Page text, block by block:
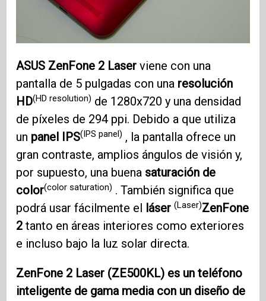
ASUS ZenFone 2 Laser viene con una
pantalla de 5 pulgadas con una resolución
HD(HD resolution) de 1280x720 y una densidad
de píxeles de 294 ppi. Debido a que utiliza
un panel IPS(IPS panel) , la pantalla ofrece un
gran contraste, amplios ángulos de visión y,
por supuesto, una buena saturación de
color(color saturation) . También significa que
podrá usar fácilmente el láser(Laser)ZenFone
2 tanto en áreas interiores como exteriores
e incluso bajo la luz solar directa.
ZenFone 2 Laser (ZE500KL) es un teléfono
inteligente de gama media con un diseño de